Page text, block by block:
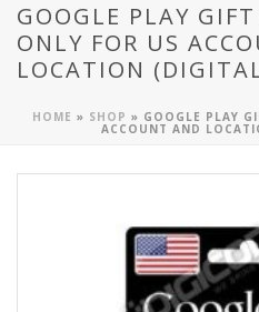
GOOGLE PLAY
ONLY FOR US
LOCATION
HOME » SHOP » GOOGLE PLAY
ACCOUNT AND